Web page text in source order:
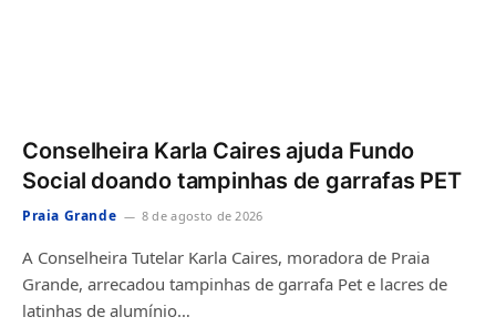
Conselheira Karla Caires ajuda Fundo
Social doando tampinhas de garrafas PET
Praia Grande 8 de agosto de 2026
A Conselheira Tutelar Karla Caires, moradora de Praia
Grande, arrecadou tampinhas de garrafa Pet e lacres de
latinhas de alumínio…